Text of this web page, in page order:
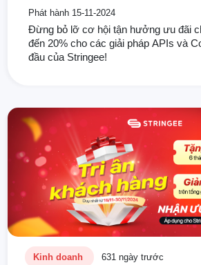
Phát hành 15-11-2024
Đừng bỏ lỡ cơ hội tận hưởng ưu đãi
đến 20% cho các giải pháp APIs và
đầu của Stringee!
Kinh doanh 631 ngày trước